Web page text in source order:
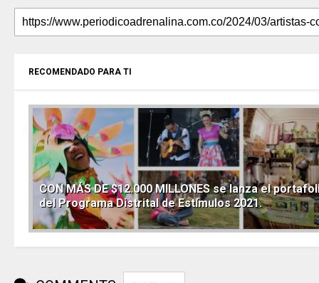
RECOMENDADO PARA TI
CON MÁS DE $12.000 MILLONES se lanza el
del Programa Distrital de Estímulos 2021.